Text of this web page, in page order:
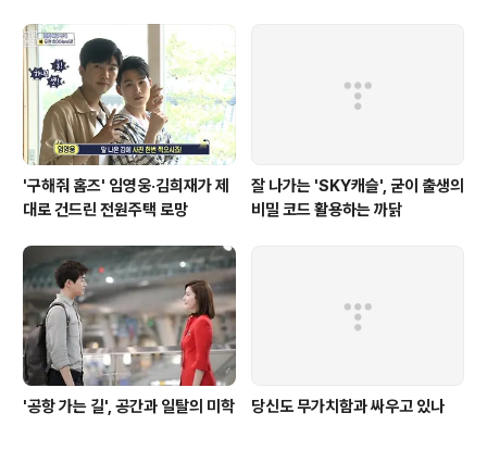
'구해줘 홈즈' 임영웅·김희재가 제
대로 건드린 전원주택 로망
잘 나가는 'SKY캐슬', 굳이 출생의
비밀 코드 활용하는 까닭
'공항 가는 길', 공간과 일탈의 미학 당신도 무가치함과 싸우고 있나